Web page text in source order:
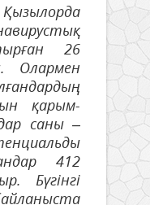
26
Олармен
қарым-
саны –
412
Бүгінгі